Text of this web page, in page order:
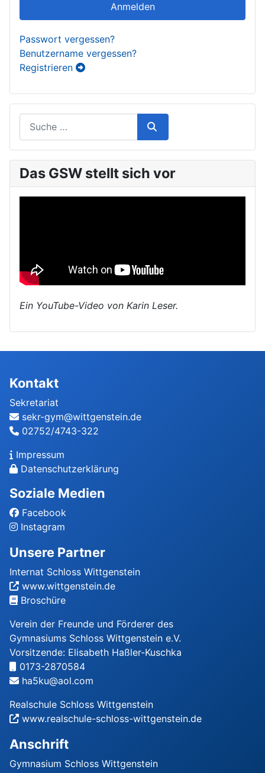
Anmelden
Passwort vergessen?
Benutzername vergessen?
Registrieren
Das GSW stellt sich vor
Ein YouTube-Video von Karin Leser.
Kontakt
Sekretariat
sekr-gym@wittgenstein.de
02752/4743-322
Impressum
Datenschutzerklärung
Soziale Medien
Facebook
Instagram
Unsere Partner
Internat Schloss Wittgenstein
www.wittgenstein.de
Broschüre
Verein der Freunde und Förderer des
Gymnasiums Schloss Wittgenstein e.V.
Vorsitzende: Elisabeth Haßler-Kuschka
0173-2870584
ha5ku@aol.com
Realschule Schloss Wittgenstein
www.realschule-schloss-wittgenstein.de
Anschrift
Gymnasium Schloss Wittgenstein